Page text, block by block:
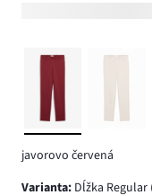
javorovo červená
varianta: Dĺžka